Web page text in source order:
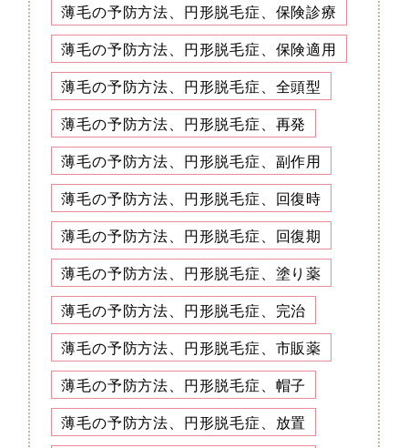
薄毛の予防方法、円形脱毛症、保険診療
薄毛の予防方法、円形脱毛症、保険適用
薄毛の予防方法、円形脱毛症、全頭型
薄毛の予防方法、円形脱毛症、再発
薄毛の予防方法、円形脱毛症、副作用
薄毛の予防方法、円形脱毛症、回復時
薄毛の予防方法、円形脱毛症、回復期
薄毛の予防方法、円形脱毛症、塗り薬
薄毛の予防方法、円形脱毛症、完治
薄毛の予防方法、円形脱毛症、市販薬
薄毛の予防方法、円形脱毛症、帽子
薄毛の予防方法、円形脱毛症、放置